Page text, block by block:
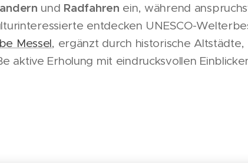
und Radfahren ein, während
entdecken UNESCO-
Messel, ergänzt durch historische Altstädte,
aktive Erholung mit eindrucksvollen